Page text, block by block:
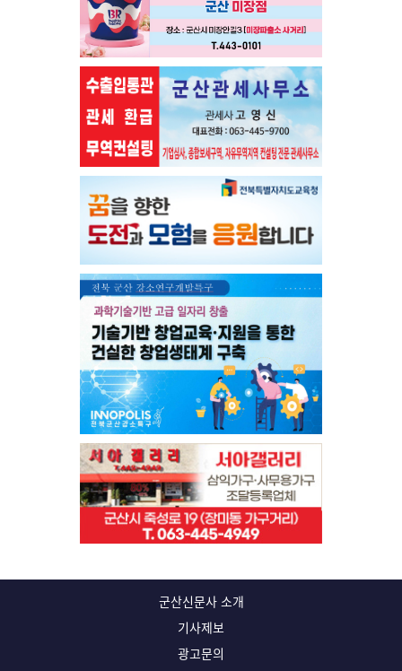
군산신문사 소개
기사제보
광고문의